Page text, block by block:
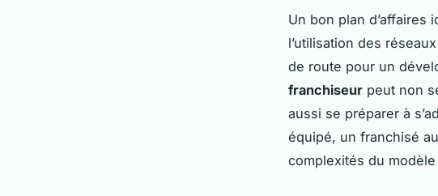
Un bon plan d’affaires
l’utilisation des
de route pour un
franchiseur peut non
aussi se préparer à
équipé, un franchisé
complexités du